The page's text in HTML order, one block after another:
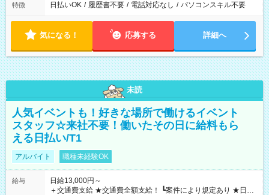
特徴 日払いOK / 履歴書不要 / 電話対応なし / パソコンスキル不要
気になる！ 応募する 詳細へ
未読
人気イベントも！好きな場所で働けるイベント
スタッフ☆来社不要！働いたその日に給料もら
える日払い/T1
アルバイト 職種未経験OK
給与
日給13,000円～
＋交通費支給 ★交通費全額支給！ ┗案件により規定あり ★日払